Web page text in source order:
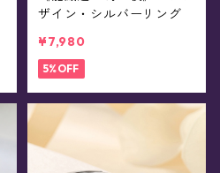
ザイン・シルバーリング
¥7,980
5%OFF